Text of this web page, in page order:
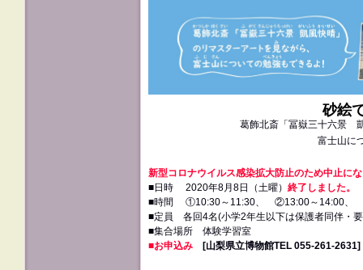
砂絵
葛飾北斎「冨嶽三十六景
富士山に
新型コロナウイルス感染拡大防止のため中止に
■日時 2020年8月8日（土曜） 終了しました。
■時間 ①10:30～11:30、 ②13:00～14:00、
■定員 各回4名(小学2年生以下は保護者同伴・
■集合場所 体験学習室
■お申込み
[山梨県立博物館TEL